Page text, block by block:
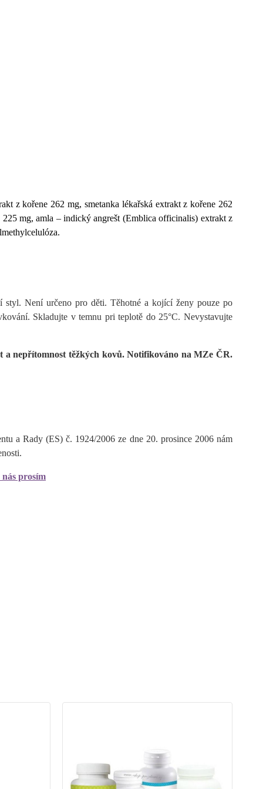
z kořene 262 mg, smetanka lékařská extrakt z kořene 262
mg, amla – indický angrešt (Emblica officinalis) extrakt z
.
styl. Není určeno pro děti. Těhotné a kojící ženy pouze po
Skladujte v temnu pri teplotě do 25°C. Nevystavujte
a nepřítomnost těžkých kovů. Notifikováno na MZe ČR.
a Rady (ES) č. 1924/2006 ze dne 20. prosince 2006 nám
prosím